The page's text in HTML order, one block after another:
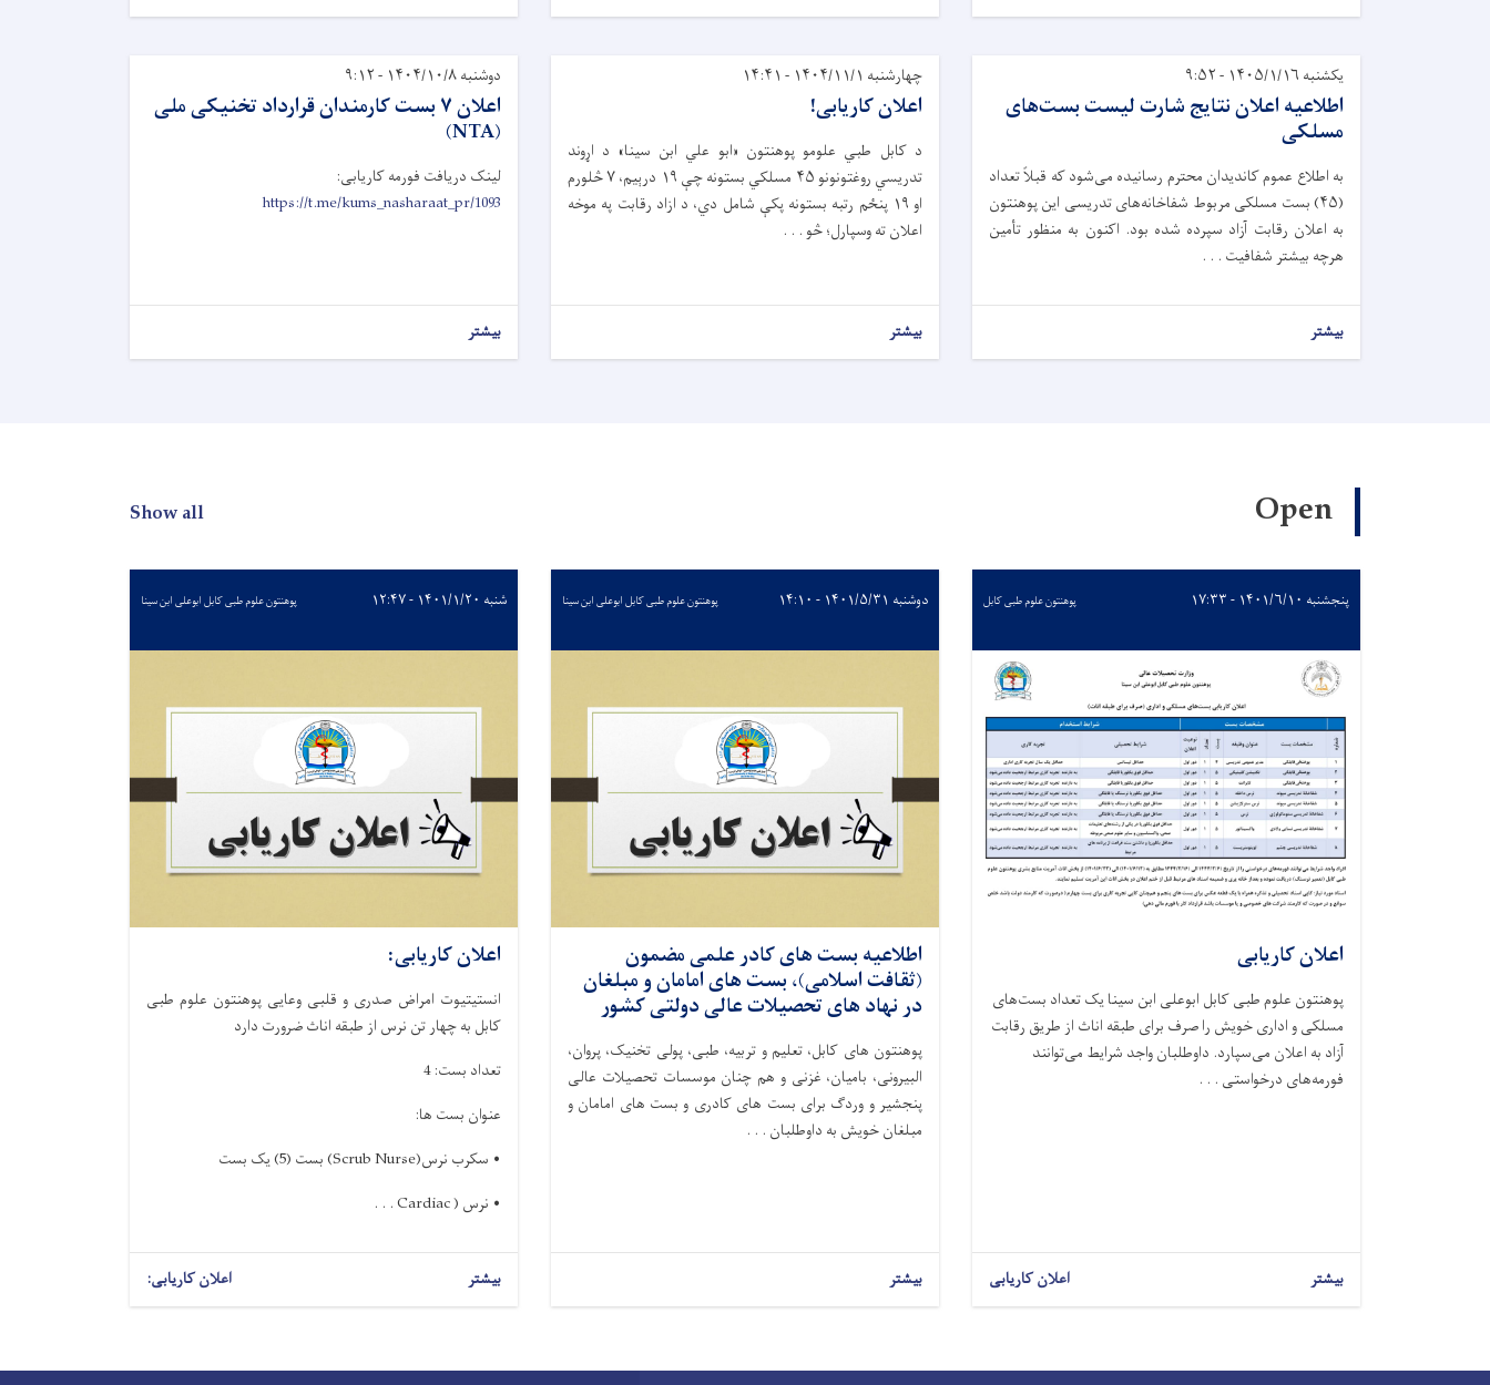
یکشنبه ۱۴۰۵/۱/۱۶ - ۹:۵۲
اطلاعیه اعلان نتایج شارت ‌لیست بست‌های
مسلکی
به اطلاع عموم کاندیدان محترم رسانیده می‌شود که قبلاً تعداد
(۴۵) بست مسلکی مربوط شفاخانه‌های تدریسی این پوهنتون
به اعلان رقابت آزاد سپرده شده بود. اکنون به منظور تأمین
هرچه بیشتر شفافیت . . .
بیشتر
چهارشنبه ۱۴۰۴/۱۱/۱ - ۱۴:۴۱
اعلان کاریابی!
د کابل طبي علومو پوهنتون «ابو علي ابن سینا» د اړوند
تدریسي روغتونونو ۴۵ مسلکي بستونه چې ۱۹ درېيم، ۷ څلورم
او ۱۹ پنځم رتبه بستونه پکې شامل دي، د ازاد رقابت په موخه
اعلان ته وسپارل؛ څو . . .
بیشتر
دوشنبه ۱۴۰۴/۱۰/۸ - ۹:۱۲
اعلان ۷ بست کارمندان قرارداد تخنیکی ملی
(NTA)
لینک دریافت فورمه کاریابی:
https://t.me/kums_nasharaat_pr/1093
بیشتر
Open
Show all
پنجشنبه ۱۴۰۱/۶/۱۰ - ۱۷:۳۳ پوهنتون علوم طبی کابل
اعلان کاریابی
پوهنتون علوم طبی کابل ابوعلی ابن سینا یک تعداد بست‌های
مسلکی و اداری خویش را صرف برای طبقه اناث از طریق رقابت
آزاد به اعلان می‌سپارد. داوطلبان واجد شرایط می‌توانند
فورمه‌های درخواستی . . .
بیشتر اعلان کاریابی
دوشنبه ۱۴۰۱/۵/۳۱ - ۱۴:۱۰ پوهنتون علوم طبی کابل ابوعلی ابن سینا
اطلاعیه بست های کادر علمی مضمون
(ثقافت اسلامی)، بست های امامان و مبلغان
در نهاد های تحصیلات عالی دولتی کشور
پوهنتون های کابل، تعلیم و تربیه، طبی، پولی تخنیک، پروان،
البیرونی، بامیان، غزنی و هم چنان موسسات تحصیلات عالی
پنجشیر و وردگ برای بست های کادری و بست های امامان و
مبلغان خویش به داوطلبان . . .
بیشتر
شنبه ۱۴۰۱/۱/۲۰ - ۱۲:۴۷ پوهنتون علوم طبی کابل ابوعلی ابن سینا
اعلان کاریابی:
انستیتیوت امراض صدری و قلبی وعایی پوهنتون علوم طبی
کابل به چهار تن نرس از طبقه اناث ضرورت دارد
تعداد بست: 4
عنوان بست ها:
• سکرب نرس(Scrub Nurse) بست (5) یک بست
• نرس ( Cardiac . . .
بیشتر اعلان کاریابی: